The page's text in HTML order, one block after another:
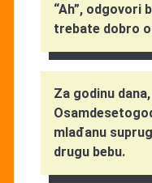
“Ah”, odgovori
trebate dobro
Za godinu
mlađanu
drugu bebu.